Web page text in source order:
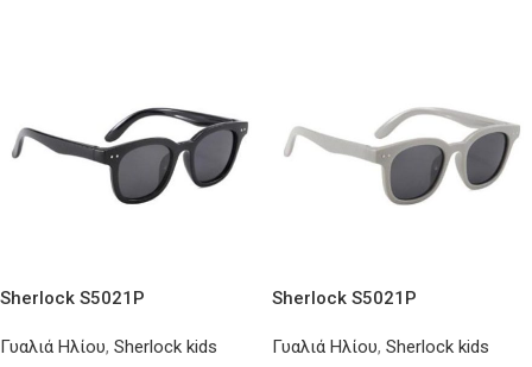
Sherlock S5021P
Γυαλιά Ηλίου, Sherlock kids
Sherlock S5021P
Γυαλιά Ηλίου, Sherlock kids